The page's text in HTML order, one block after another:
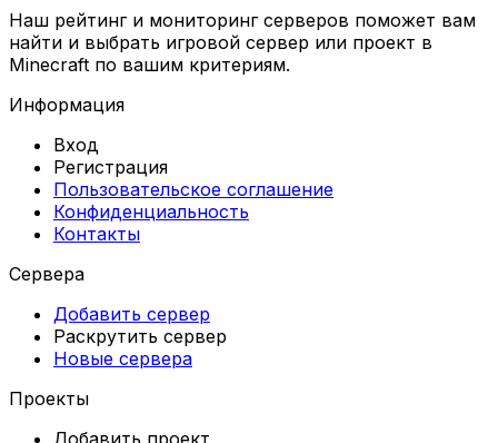
Наш рейтинг и мониторинг серверов поможет вам
найти и выбрать игровой сервер или проект в
Minecraft по вашим критериям.
Информация
Вход
Регистрация
Пользовательское соглашение
Конфиденциальность
Контакты
Сервера
Добавить сервер
Раскрутить сервер
Новые сервера
Проекты
Добавить проект